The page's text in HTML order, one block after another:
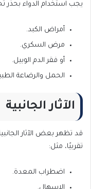
يجب استخدام الدواء بحذر
أمراض الكبد.
مرض السكري.
أو فقر الدم الوبيل.
الحمل والرضاعة
الآثار الجانبية
قد تظهر بعض الآثار
تقربيًا، مثل:
اضطراب المعدة.